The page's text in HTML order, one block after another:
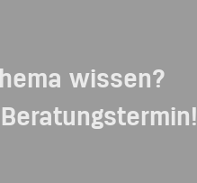
wissen?